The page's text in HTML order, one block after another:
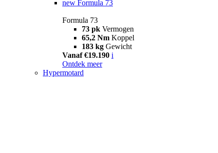
new Formula 73
Formula 73
73 pk Vermogen
65,2 Nm Koppel
183 kg Gewicht
Vanaf €19.190 i
Ontdek meer
Hypermotard